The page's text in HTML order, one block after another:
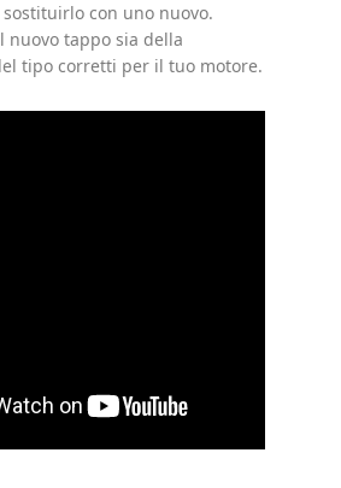
con uno nuovo.
nuovo tappo sia della
tipo corretti per il tuo motore.